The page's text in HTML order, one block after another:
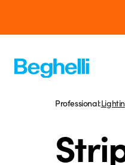
Professional: